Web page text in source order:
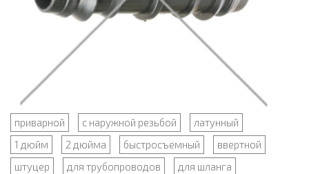
приварной с наружной резьбой
латунный
1 дюйм
2 дюйма быстросъемный
ввертной
штуцер
для трубопроводов
для шланга